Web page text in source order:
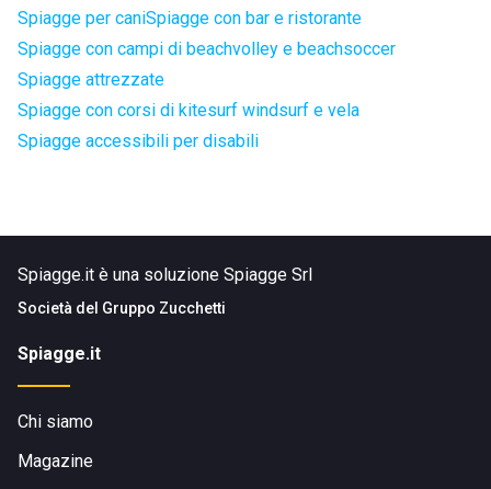
Spiagge per caniSpiagge con bar e ristorante
Spiagge con campi di beachvolley e beachsoccer
Spiagge attrezzate
Spiagge con corsi di kitesurf windsurf e vela
Spiagge accessibili per disabili
Spiagge.it è una soluzione Spiagge Srl
Società del Gruppo Zucchetti
Spiagge.it
Chi siamo
Magazine